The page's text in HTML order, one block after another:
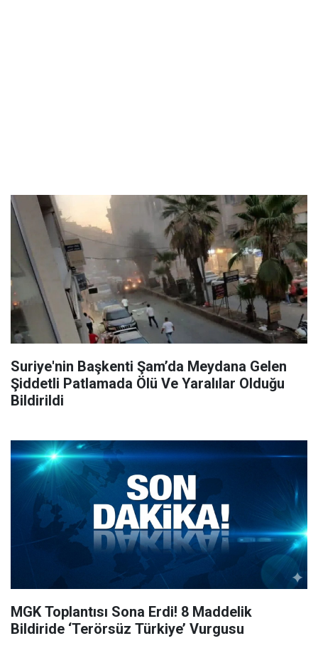
Suriye'nin Başkenti Şam’da Meydana Gelen
Şiddetli Patlamada Ölü Ve Yaralılar Olduğu
Bildirildi
MGK Toplantısı Sona Erdi! 8 Maddelik
Bildiride ‘Terörsüz Türkiye’ Vurgusu